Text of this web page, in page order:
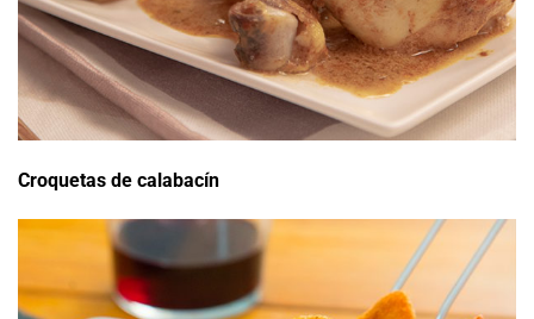
Croquetas de calabacín